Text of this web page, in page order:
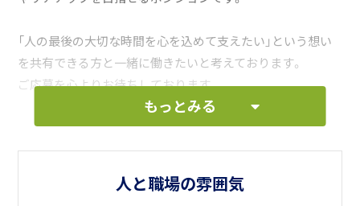
「人の最後の大切な時間を心を込めて支えたい」という想い
を共有できる方と一緒に働きたいと考えております。
ご応募を心よりお待ちしております。
もっとみる
人と職場の雰囲気